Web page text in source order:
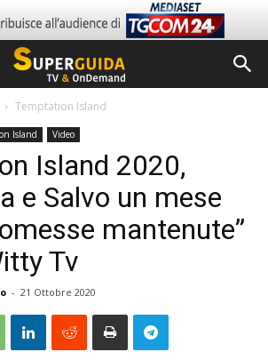
Temptation Island
Island Video
Island 2020,
e Salvo un mese
mantenute”
Tv
- 21 Ottobre 2020